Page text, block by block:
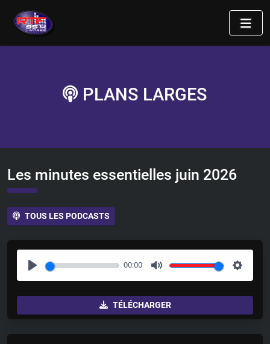
PLANS LARGES
Les minutes essentielles juin 2026
TOUS LES PODCASTS
P
l
00:00
M
u
t
S
e
TÉLÉCHARGER